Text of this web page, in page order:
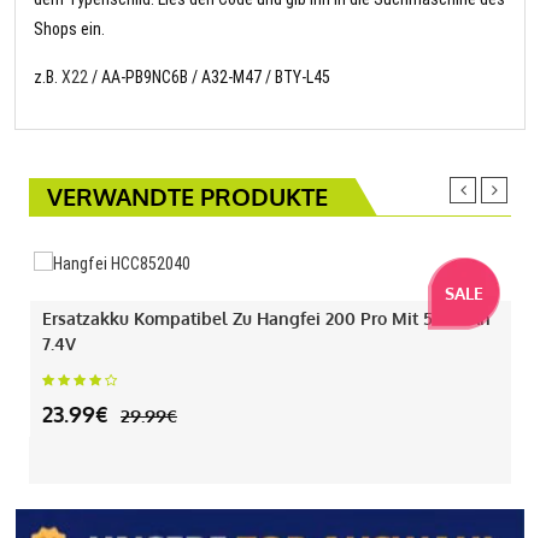
Shops ein.
z.B. X22/ AA-PB9NC6B / A32-M47 / BTY-L45
VERWANDTE PRODUKTE
SALE
Ersatzakku Kompatibel Zu Hangfei 200 Pro Mit 550mAh
7.4V
23.99€ 29.99€